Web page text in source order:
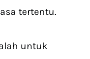
tertentu.
untuk